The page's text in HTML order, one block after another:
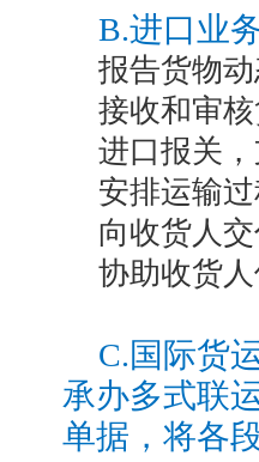
B.进口业
报告货物
接收和审
进口报关
安排运输
向收货人
协助收货
C.国际货
承办多式联
单据，将各